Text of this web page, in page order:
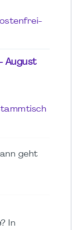
August
geht
? In